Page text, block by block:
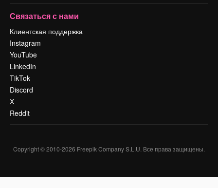
Связаться с нами
Клиентская поддержка
Instagram
YouTube
LinkedIn
TikTok
Discord
X
Reddit
Copyright © 2010-2026 Freepik Company S.L.U. Все права защищены.